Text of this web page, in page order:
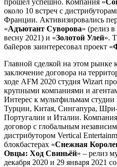
около 10 встреч с
Франции. Активизировались
«Адъютант Суворова» (релиз
весну 2021) и «Золотой Улей».
байеров заинтересовал проект «
Главной сделкой на этом рынке
заключение договора на
ходе AFM 2020 студия Wizart
крупными компаниями и
Интерес к мультфильмам
Турции, Китая, Сингапура,
Португалии и Италии. Компания
договор с глобальным
дистрибутором Vertical
блокбастерах «Снежная
Овцы: Ход Свиньёй» – релиз
декабря 2020 и 29 января 2021